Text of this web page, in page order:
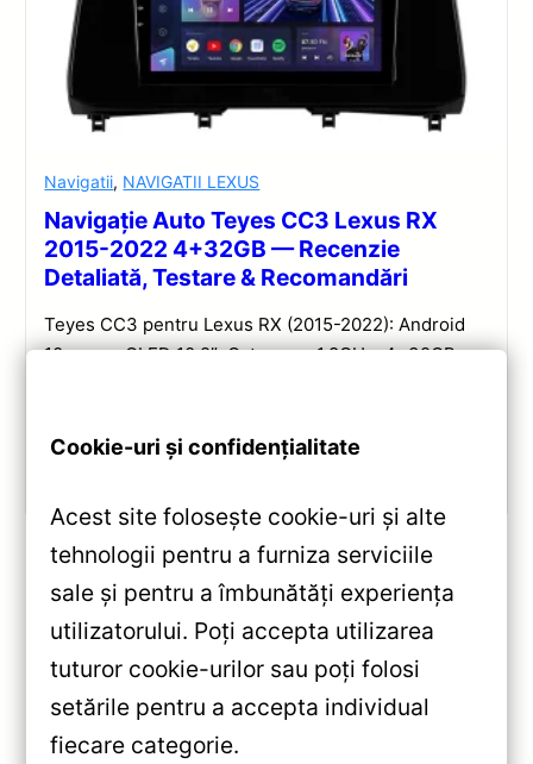
Navigatii, NAVIGATII LEXUS
Navigație Auto Teyes CC3 Lexus RX
2015-2022 4+32GB — Recenzie
Detaliată, Testare & Recomandări
Teyes CC3 pentru Lexus RX (2015-2022): Android
10, ecran QLED 10.2″, Octa-core 1.8GHz, 4+32GB,
«Navigație Auto Teyes X1 9″ IPS
pentru Mercedes A-Class W169
— Recenzie Detaliată, Testare &
Recomandări
Cookie-uri și confidențialitate
Acest site folosește cookie-uri și alte
tehnologii pentru a furniza serviciile
sale și pentru a îmbunătăți experiența
utilizatorului. Poți accepta utilizarea
tuturor cookie-urilor sau poți folosi
setările pentru a accepta individual
fiecare categorie.